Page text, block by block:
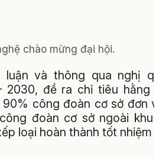
chào mừng đại hội.
và thông qua nghị
2030, đề ra chỉ tiêu hằng
công đoàn cơ sở đơn
đoàn cơ sở ngoài khu
loại hoàn thành tốt nhiệm